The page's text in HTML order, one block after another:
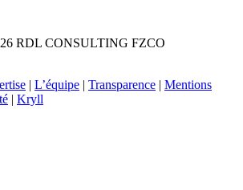
RDL CONSULTING FZCO
| L’équipe | Transparence | Mentions
| Kryll